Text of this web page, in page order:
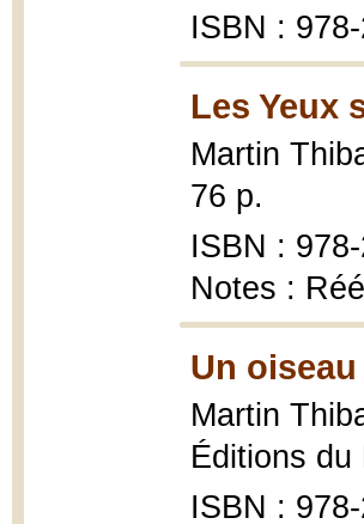
ISBN :
Les Yeux
Martin
76 p.
ISBN :
Notes :
Un
Martin
Éditions
ISBN :